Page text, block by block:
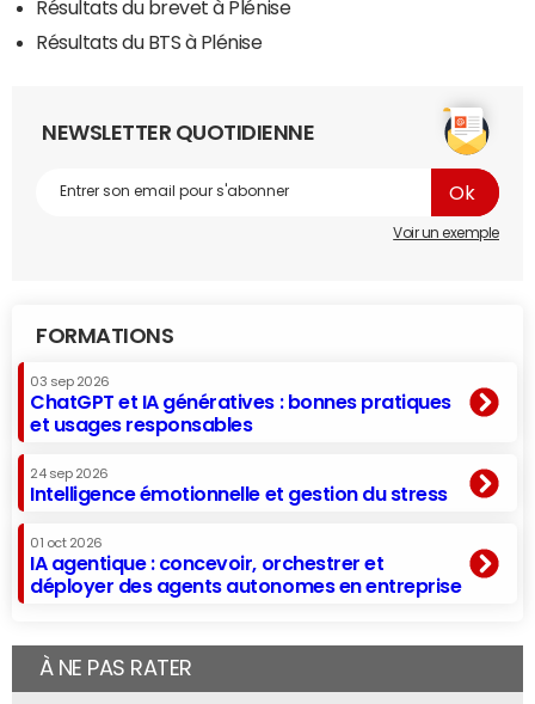
Résultats du brevet à Plénise
Résultats du BTS à Plénise
NEWSLETTER QUOTIDIENNE
Voir un exemple
FORMATIONS
03 sep 2026
ChatGPT et IA génératives : bonnes pratiques
et usages responsables
24 sep 2026
Intelligence émotionnelle et gestion du stress
01 oct 2026
IA agentique : concevoir, orchestrer et
déployer des agents autonomes en entreprise
À NE PAS RATER